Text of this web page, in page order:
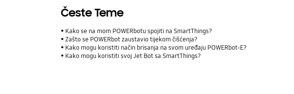
Česte Teme
Kako se na mom POWERbotu spojiti na SmartThings?
Zašto se POWERbot zaustavio tijekom čišćenja?
Kako mogu koristiti način brisanja na svom uređaju POWERbot-E?
Kako mogu koristiti svoj Jet Bot sa SmartThings?